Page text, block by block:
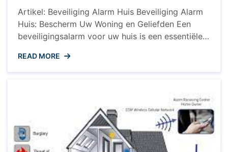
Artikel: Beveiliging Alarm Huis Beveiliging Alarm
Huis: Bescherm Uw Woning en Geliefden Een
beveiligingsalarm voor uw huis is een essentiële
beschermen tegen inbraak en ongewenste
indringers. Met de toenemende bezorgdheid over
alarmsysteem een verstandige keuze die
gemoedsrust biedt. Voordelen van een ...
READ MORE